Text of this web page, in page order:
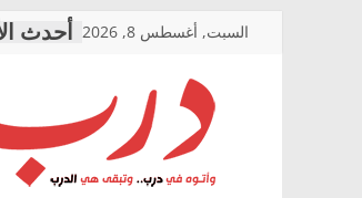
السبت, أغسطس 8, 2026
درب